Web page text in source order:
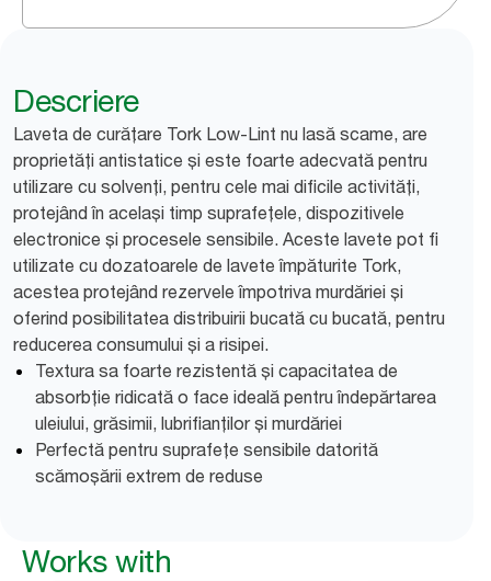
Descriere
Laveta de curățare Tork Low-Lint nu lasă scame, are
proprietăți antistatice și este foarte adecvată pentru
utilizare cu solvenți, pentru cele mai dificile activități,
protejând în același timp suprafețele, dispozitivele
electronice și procesele sensibile. Aceste lavete pot fi
utilizate cu dozatoarele de lavete împăturite Tork,
acestea protejând rezervele împotriva murdăriei și
oferind posibilitatea distribuirii bucată cu bucată, pentru
reducerea consumului și a risipei.
Textura sa foarte rezistentă și capacitatea de
absorbție ridicată o face ideală pentru îndepărtarea
uleiului, grăsimii, lubrifianților și murdăriei
Perfectă pentru suprafețe sensibile datorită
scămoșării extrem de reduse
Works with